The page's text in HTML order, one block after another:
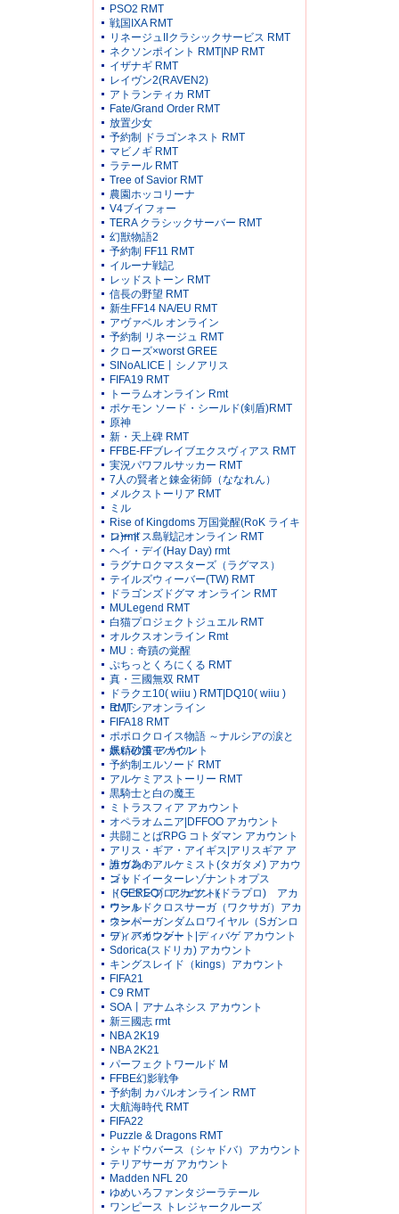
PSO2 RMT
戦国IXA RMT
リネージュIIクラシックサービス RMT
ネクソンポイント RMT|NP RMT
イザナギ RMT
レイヴン2(RAVEN2)
アトランティカ RMT
Fate/Grand Order RMT
放置少女
予約制 ドラゴンネスト RMT
マビノギ RMT
ラテール RMT
Tree of Savior RMT
農園ホッコリーナ
V4ブイフォー
TERA クラシックサーバー RMT
幻獣物語2
予約制 FF11 RMT
イルーナ戦記
レッドストーン RMT
信長の野望 RMT
新生FF14 NA/EU RMT
アヴァベル オンライン
予約制 リネージュ RMT
クローズ×worst GREE
SINoALICE丨シノアリス
FIFA19 RMT
トーラムオンライン Rmt
ポケモン ソード・シールド(剣盾)RMT
原神
新・天上碑 RMT
FFBE-FFブレイブエクスヴィアス RMT
実況パワフルサッカー RMT
7人の賢者と錬金術師（ななれん）
メルクストーリア RMT
ミル
Rise of Kingdoms 万国覚醒(RoK ライキ
ン)rmt
ロードス島戦記オンライン RMT
ヘイ・デイ(Hay Day) rmt
ラグナロクマスターズ（ラグマス）
テイルズウィーバー(TW) RMT
ドラゴンズドグマ オンライン RMT
MULegend RMT
白猫プロジェクトジュエル RMT
オルクスオンライン Rmt
MU：奇蹟の覚醒
ぷちっとくろにくる RMT
真・三國無双 RMT
ドラクエ10( wiiu ) RMT|DQ10( wiiu )
RMT
エリシアオンライン
FIFA18 RMT
ポポロクロイス物語 ～ナルシアの涙と
妖精の笛 アカウント
黒い砂漠モバイル
予約制エルソード RMT
アルケミアストーリー RMT
黒騎士と白の魔王
ミトラスフィア アカウント
オペラオムニア|DFFOO アカウント
共闘ことばRPG コトダマン アカウント
アリス・ギア・アイギス|アリスギア ア
カウント
誰ガ為のアルケミスト(タガタメ) アカウ
ント
ゴッドイーターレゾナントオプス
（GEREO）アカウント
ドラゴンプロジェクト(ドラプロ) アカ
ウント
ワールドクロスサーガ（ワクサガ）アカ
ウント
スーパーガンダムロワイヤル（Sガンロ
ワ）アカウント
ディバインゲート|ディバゲ アカウント
Sdorica(スドリカ) アカウント
キングスレイド（kings）アカウント
FIFA21
C9 RMT
SOA丨アナムネシス アカウント
新三國志 rmt
NBA 2K19
NBA 2K21
パーフェクトワールド M
FFBE幻影戦争
予約制 カバルオンライン RMT
大航海時代 RMT
FIFA22
Puzzle & Dragons RMT
シャドウバース（シャドバ）アカウント
テリアサーガ アカウント
Madden NFL 20
ゆめいろファンタジーラテール
ワンピース トレジャークルーズ